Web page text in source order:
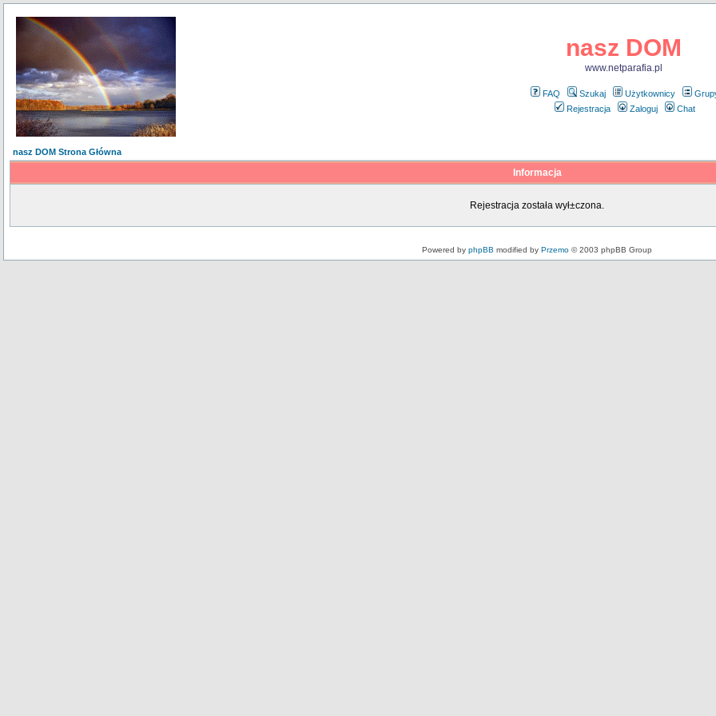
nasz DOM
www.netparafia.pl
FAQ Szukaj Użytkownicy
Rejestracja
Zaloguj Chat
nasz DOM Strona Główna
Informacja
Rejestracja została wył±czona.
Powered by phpBB modified by Przemo © 2003 phpBB Group